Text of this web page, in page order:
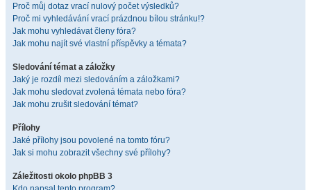
Proč můj dotaz vrací nulový počet výsledků?
Proč mi vyhledávání vrací prázdnou bílou stránku!?
Jak mohu vyhledávat členy fóra?
Jak mohu najít své vlastní příspěvky a témata?
Sledování témat a záložky
Jaký je rozdíl mezi sledováním a záložkami?
Jak mohu sledovat zvolená témata nebo fóra?
Jak mohu zrušit sledování témat?
Přílohy
Jaké přílohy jsou povolené na tomto fóru?
Jak si mohu zobrazit všechny své přílohy?
Záležitosti okolo phpBB 3